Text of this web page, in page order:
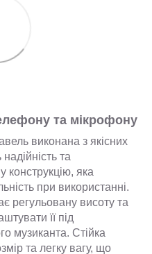
та мікрофону
виконана з якісних
та
конструкцію, яка
при використанні.
регульовану висоту та
її під
музиканта. Стійка
та легку вагу, що